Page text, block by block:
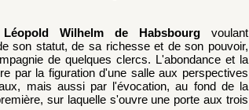
Léopold Wilhelm de Habsbourg voulant
son statut, de sa richesse et de son pouvoir,
de quelques clercs. L'abondance et la
par la figuration d'une salle aux perspectives
mais aussi par l'évocation, au fond de la
sur laquelle s'ouvre une porte aux trois